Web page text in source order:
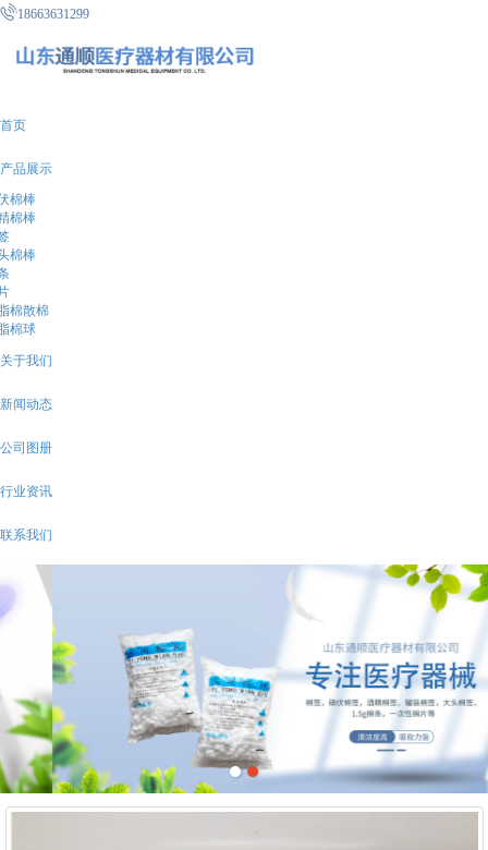
18663631299
首页
产品展示
棉棒
棉棒
棉棒
棉散棉
棉球
关于我们
新闻动态
公司图册
行业资讯
联系我们